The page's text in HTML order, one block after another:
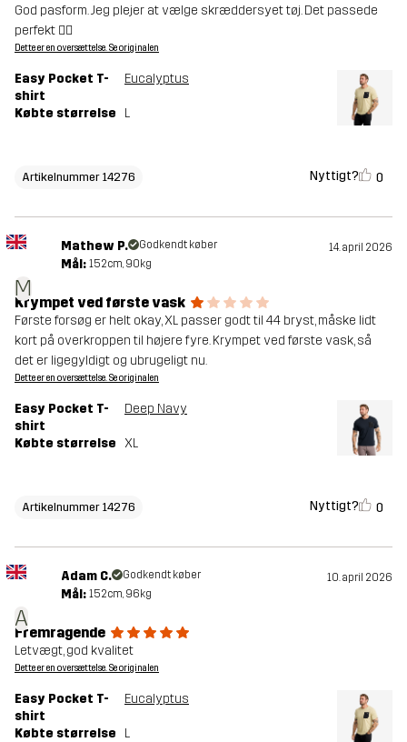
God pasform. Jeg plejer at vælge skræddersyet tøj. Det passede
perfekt 👌🏼
Dette er en oversættelse. Se originalen
Easy Pocket T-
shirt
Eucalyptus
Købte størrelse L
Artikelnummer 14276 Nyttigt? 0
M
Mathew P. Godkendt køber 14. april 2026
Mål: 152cm, 90kg
Krympet ved første vask
Første forsøg er helt okay, XL passer godt til 44 bryst, måske lidt
kort på overkroppen til højere fyre. Krympet ved første vask, så
det er ligegyldigt og ubrugeligt nu.
Dette er en oversættelse. Se originalen
Easy Pocket T-
shirt
Deep Navy
Købte størrelse XL
Artikelnummer 14276 Nyttigt? 0
A
Adam C. Godkendt køber 10. april 2026
Mål: 152cm, 96kg
Fremragende
Letvægt, god kvalitet
Dette er en oversættelse. Se originalen
Easy Pocket T-
shirt
Eucalyptus
Købte størrelse L